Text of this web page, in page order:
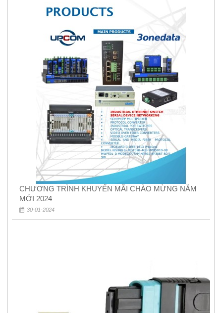
CHƯƠNG TRÌNH KHUYẾN MÃI CHÀO MỪNG NĂM
MỚI 2024
30-01-2024